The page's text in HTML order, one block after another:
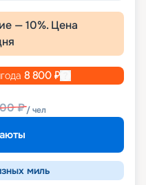
—10%. Цена
8 800 ₽
₽/ чел
миль